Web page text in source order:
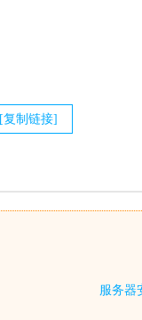
[复制链接]
服务器